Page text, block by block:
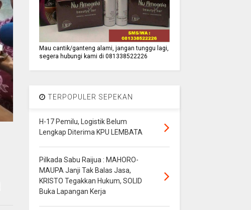
Mau cantik/ganteng alami, jangan tunggu lagi,
segera hubungi kami di 081338522226
TERPOPULER SEPEKAN
H-17 Pemilu, Logistik Belum
Lengkap Diterima KPU LEMBATA
Pilkada Sabu Raijua : MAHORO-
MAUPA Janji Tak Balas Jasa,
KRISTO Tegakkan Hukum, SOLID
Buka Lapangan Kerja